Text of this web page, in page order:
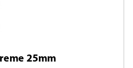
25mm